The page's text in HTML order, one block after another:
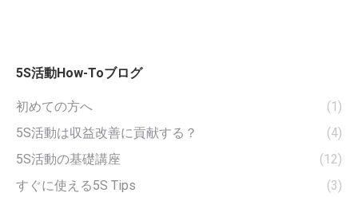
5S活動How-Toブログ
初めての方へ
(1)
5S活動は収益改善に貢献する？
(4)
5S活動の基礎講座
(12)
すぐに使える5S Tips
(3)